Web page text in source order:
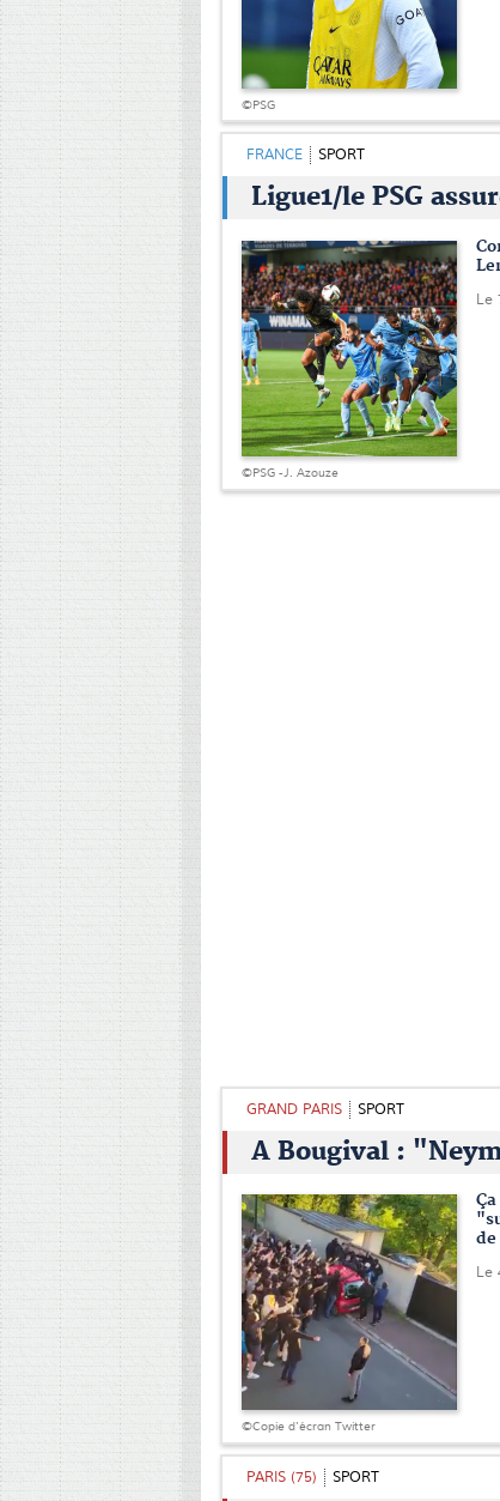
©PSG
FRANCE SPORT
Ligue1/le PSG
©PSG -J. Azouze
Le
GRAND PARIS SPORT
A Bougival :
©Copie d'écran Twitter
de
Le
PARIS (75) SPORT